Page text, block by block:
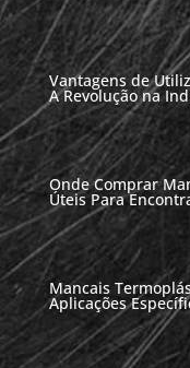
Vantagens de
A Revolução na
Onde Comprar
Úteis Para
Mancais
Aplicações